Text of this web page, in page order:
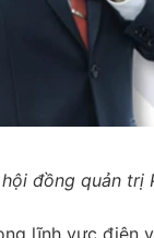
đồng quản trị
lĩnh vực điện